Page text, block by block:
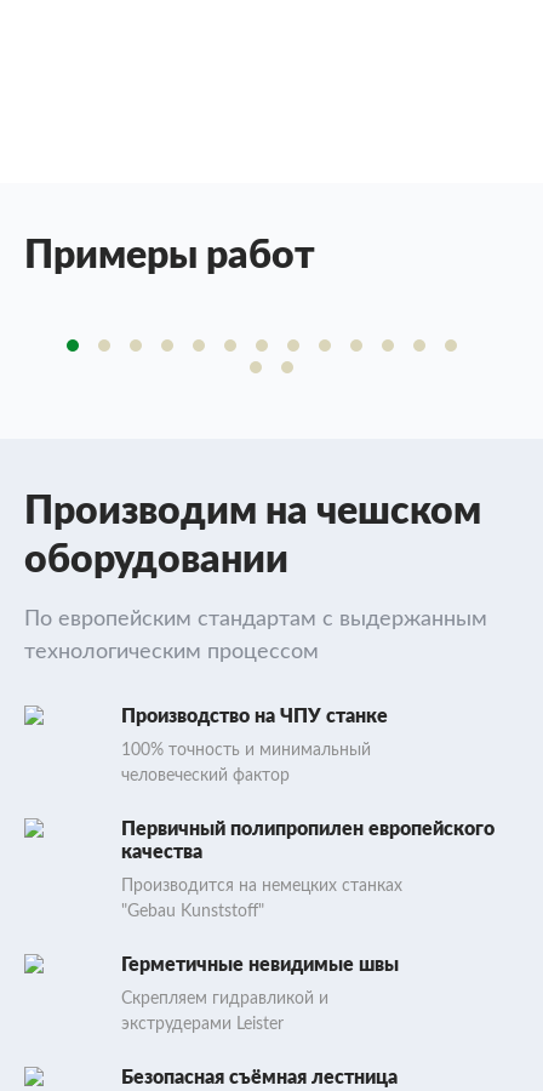
Примеры работ
Производим на чешском
оборудовании
По европейским стандартам с выдержанным
технологическим процессом
Производство на ЧПУ станке
100% точность и минимальный
человеческий фактор
Первичный полипропилен европейского
качества
Производится на немецких станках
"Gebau Kunststoff"
Герметичные невидимые швы
Скрепляем гидравликой и
экструдерами Leister
Безопасная съёмная лестница